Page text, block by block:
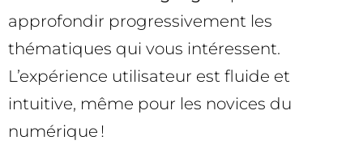
approfondir progressivement les
thématiques qui vous intéressent.
L’expérience utilisateur est fluide et
intuitive, même pour les novices du
numérique !